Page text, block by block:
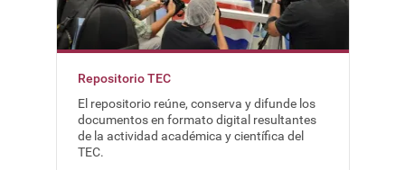
Repositorio TEC
El repositorio reúne, conserva y difunde los
documentos en formato digital resultantes
de la actividad académica y científica del
TEC.